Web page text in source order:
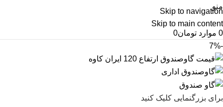
Skip to navigation
Skip to main content
منو
0 موارد تومان0
-7%
برای بزرگنمایی کلیک کنید